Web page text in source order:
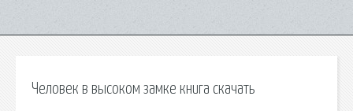
Человек в высоком замке книга скачать